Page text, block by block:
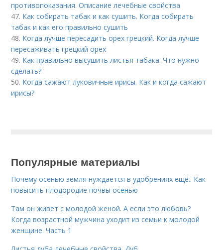
противопоказания. Описание лечебные свойства
47. Как собирать табак и как сушить. Когда собирать
табак и как его правильно сушить
48. Когда лучше пересадить орех грецкий. Когда лучше
пересаживать грецкий орех
49. Как правильно высушить листья табака. Что нужно
сделать?
50. Когда сажают луковичные ирисы. Как и когда сажают
ирисы?
Популярные материалы
Почему осенью земля нуждается в удобрениях ещё.. Как
повысить плодородие почвы осенью
Там он живет с молодой женой. А если это любовь?
Когда возрастной мужчина уходит из семьи к молодой
женщине. Часть 1